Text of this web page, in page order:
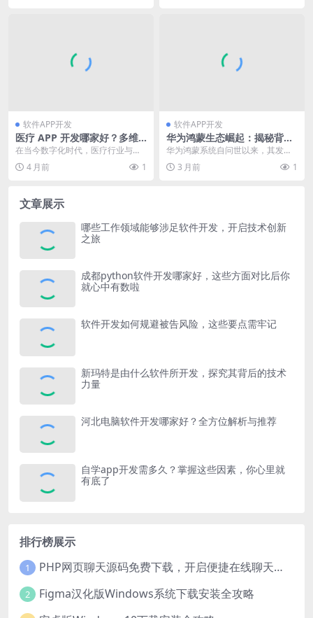
软件APP开发
医疗 APP 开发哪家好？多维
度对比解析助你选优
在当今数字化时代，医疗行业与科
技的融合日益紧密，医疗app开发
成为了推动医疗服务...
4 月前 1
软件APP开发
华为鸿蒙生态崛起：揭秘背后
究竟有多少APP开发人员
华为鸿蒙系统自问世以来，其发展
态势一直备受关注，而关于鸿蒙有
多少app开发人员这...
3 月前 1
文章展示
哪些工作领域能够涉足软件开发，开启技术创新
之旅
成都python软件开发哪家好，这些方面对比后你
就心中有数啦
软件开发如何规避被告风险，这些要点需牢记
新玛特是由什么软件所开发，探究其背后的技术
力量
河北电脑软件开发哪家好？全方位解析与推荐
自学app开发需多久？掌握这些因素，你心里就
有底了
排行榜展示
1 PHP网页聊天源码免费下载，开启便捷在线聊天开发之旅
2 Figma汉化版Windows系统下载安装全攻略